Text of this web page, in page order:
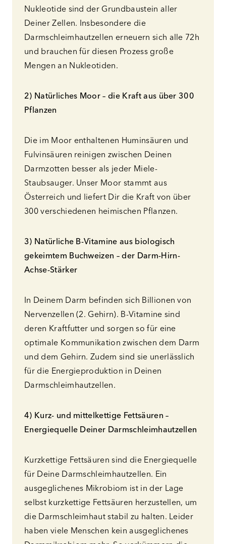
Nukleotide sind der Grundbaustein aller
Deiner Zellen. Insbesondere die
Darmschleimhautzellen erneuern sich alle 72h
und brauchen für diesen Prozess große
Mengen an Nukleotiden.
2) Natürliches Moor – die Kraft aus über 300
Pflanzen
Die im Moor enthaltenen Huminsäuren und
Fulvinsäuren reinigen zwischen Deinen
Darmzotten besser als jeder Miele-
Staubsauger. Unser Moor stammt aus
Österreich und liefert Dir die Kraft von über
300 verschiedenen heimischen Pflanzen.
3) Natürliche B-Vitamine aus biologisch
gekeimtem Buchweizen – der Darm-Hirn-
Achse-Stärker
In Deinem Darm befinden sich Billionen von
Nervenzellen (2. Gehirn). B-Vitamine sind
deren Kraftfutter und sorgen so für eine
optimale Kommunikation zwischen dem Darm
und dem Gehirn. Zudem sind sie unerlässlich
für die Energieproduktion in Deinen
Darmschleimhautzellen.
4) Kurz- und mittelkettige Fettsäuren –
Energiequelle Deiner Darmschleimhautzellen
Kurzkettige Fettsäuren sind die Energiequelle
für Deine Darmschleimhautzellen. Ein
ausgeglichenes Mikrobiom ist in der Lage
selbst kurzkettige Fettsäuren herzustellen, um
die Darmschleimhaut stabil zu halten. Leider
haben viele Menschen kein ausgeglichenes